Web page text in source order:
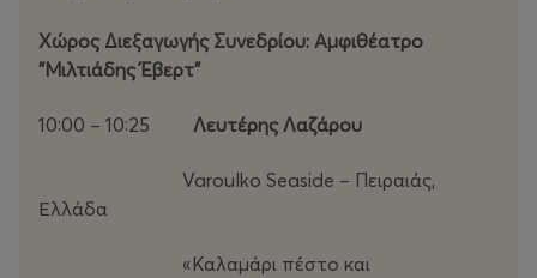
Δεν αλλάζουμε απλώς τον τρόπο που τρώμε… Εξελίσσουμε
τον τρόπο που σκεφτόμαστε για την τροφή και τη
Χώρος Διεξαγωγής Συνεδρίου: Αμφιθέατρο
"Μιλτιάδης Έβερτ"
10:00 – 10:25 Λευτέρης Λαζάρου
Varoulko Seaside – Πειραιάς,
Ελλάδα
«Καλαμάρι πέστο και